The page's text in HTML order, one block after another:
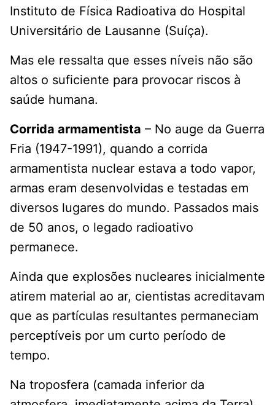
Instituto de Física Radioativa do Hospital
Universitário de Lausanne (Suíça).
Mas ele ressalta que esses níveis não são
altos o suficiente para provocar riscos à
saúde humana.
Corrida armamentista – No auge da Guerra
Fria (1947-1991), quando a corrida
armamentista nuclear estava a todo vapor,
armas eram desenvolvidas e testadas em
diversos lugares do mundo. Passados mais
de 50 anos, o legado radioativo
permanece.
Ainda que explosões nucleares inicialmente
atirem material ao ar, cientistas acreditavam
que as partículas resultantes permaneciam
perceptíveis por um curto período de
tempo.
Na troposfera (camada inferior da